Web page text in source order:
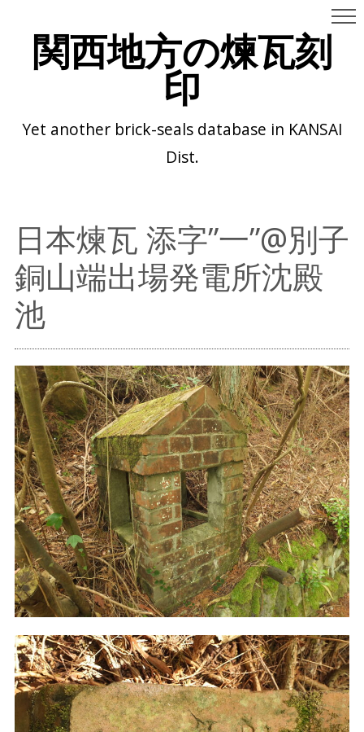
関西地方の煉瓦刻
印
Yet another brick-seals database in KANSAI
Dist.
日本煉瓦 添字”一”@別子
銅山端出場発電所沈殿
池